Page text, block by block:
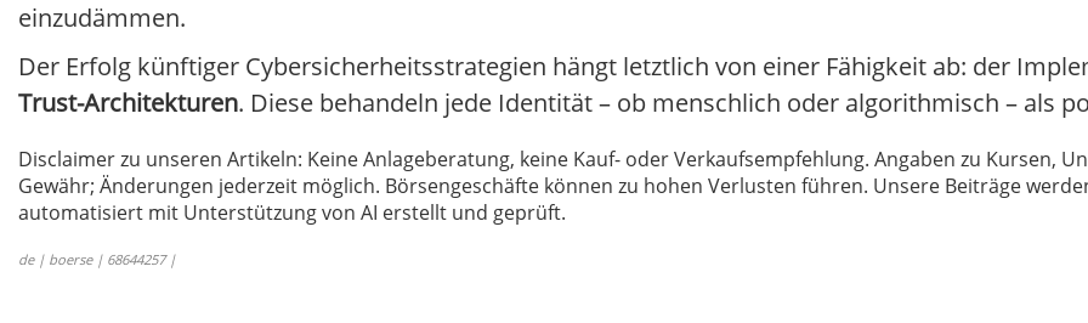
einzudämmen.
Der Erfolg künftiger Cybersicherheitsstrategien hängt letztlich von einer Fähigkeit ab: der
Trust-Architekturen. Diese behandeln jede Identität – ob menschlich oder algorithmisch – als
Disclaimer zu unseren Artikeln: Keine Anlageberatung, keine Kauf- oder Verkaufsempfehlung. Angaben zu Kursen,
Gewähr; Änderungen jederzeit möglich. Börsengeschäfte können zu hohen Verlusten führen. Unsere Beiträge
automatisiert mit Unterstützung von AI erstellt und geprüft.
de | boerse | 68644257 |